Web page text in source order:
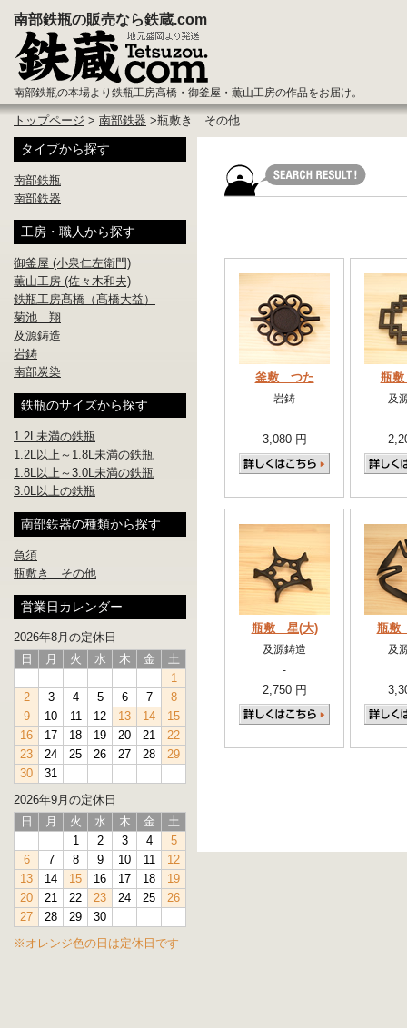
南部鉄瓶の販売なら鉄蔵.com
南部鉄瓶の本場より鉄瓶工房高橋・御釜屋・薫山工房の作品をお届け。
トップページ > 南部鉄器 >瓶敷き その他
タイプから探す
南部鉄瓶
南部鉄器
工房・職人から探す
御釜屋 (小泉仁左衛門)
薫山工房 (佐々木和夫)
鉄瓶工房髙橋（髙橋大益）
菊池 翔
及源鋳造
岩鋳
南部炭染
鉄瓶のサイズから探す
1.2L未満の鉄瓶
1.2L以上～1.8L未満の鉄瓶
1.8L以上～3.0L未満の鉄瓶
3.0L以上の鉄瓶
南部鉄器の種類から探す
急須
瓶敷き その他
営業日カレンダー
2026年8月の定休日
日
月 火 水 木 金
土
1
2
3 4 5 6 7
8
9
10 11 12 13 14
15
16
17 18 19 20 21
22
23
24 25 26 27 28
29
30
31
2026年9月の定休日
日
月 火 水 木 金
土
1
2 3 4
5
6
7 8 9 10 11
12
13
14 15 16 17 18
19
20
21 22 23 24 25
26
27
28 29
30
※オレンジ色の日は定休日です
釜敷 つた
岩鋳
-
3,080 円
瓶
及
瓶敷 星(大)
及源鋳造
-
2,750 円
瓶敷
及